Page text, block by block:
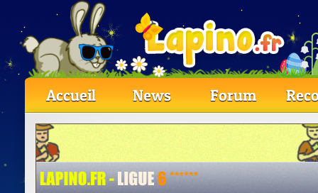
Accueil News Forum